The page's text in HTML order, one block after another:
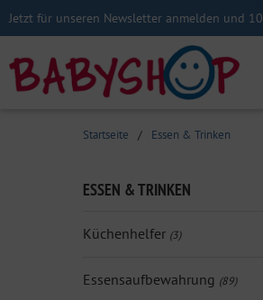
Jetzt für unseren Newsletter anmelden und
Startseite / Essen & Trinken
ESSEN & TRINKEN
Küchenhelfer (3)
Essensaufbewahrung (89)